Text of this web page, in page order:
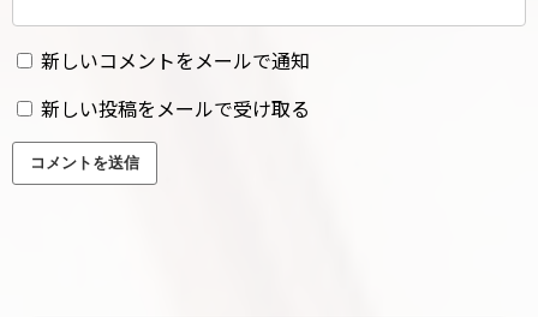
新しいコメントをメールで通知
新しい投稿をメールで受け取る